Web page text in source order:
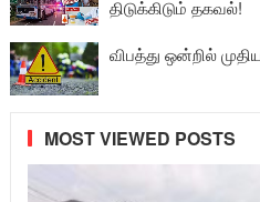
திடுக்கிடும் தகவல்!
விபத்து ஒன்றில்
MOST VIEWED POSTS